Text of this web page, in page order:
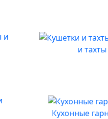
и
и тахты
Кухонные